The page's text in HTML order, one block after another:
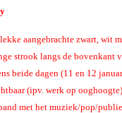
aangebrachte zwart, wit
strook langs de bovenkant
beide dagen (11 en 12
(ipv. werk op
met het muziek/pop/